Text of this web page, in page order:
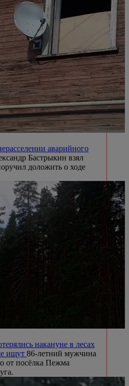
аварийного
Бастрыкин взял
доложить о ходе
накануне в лесах
ищут 86-летний мужчина
от посёлка Пежма